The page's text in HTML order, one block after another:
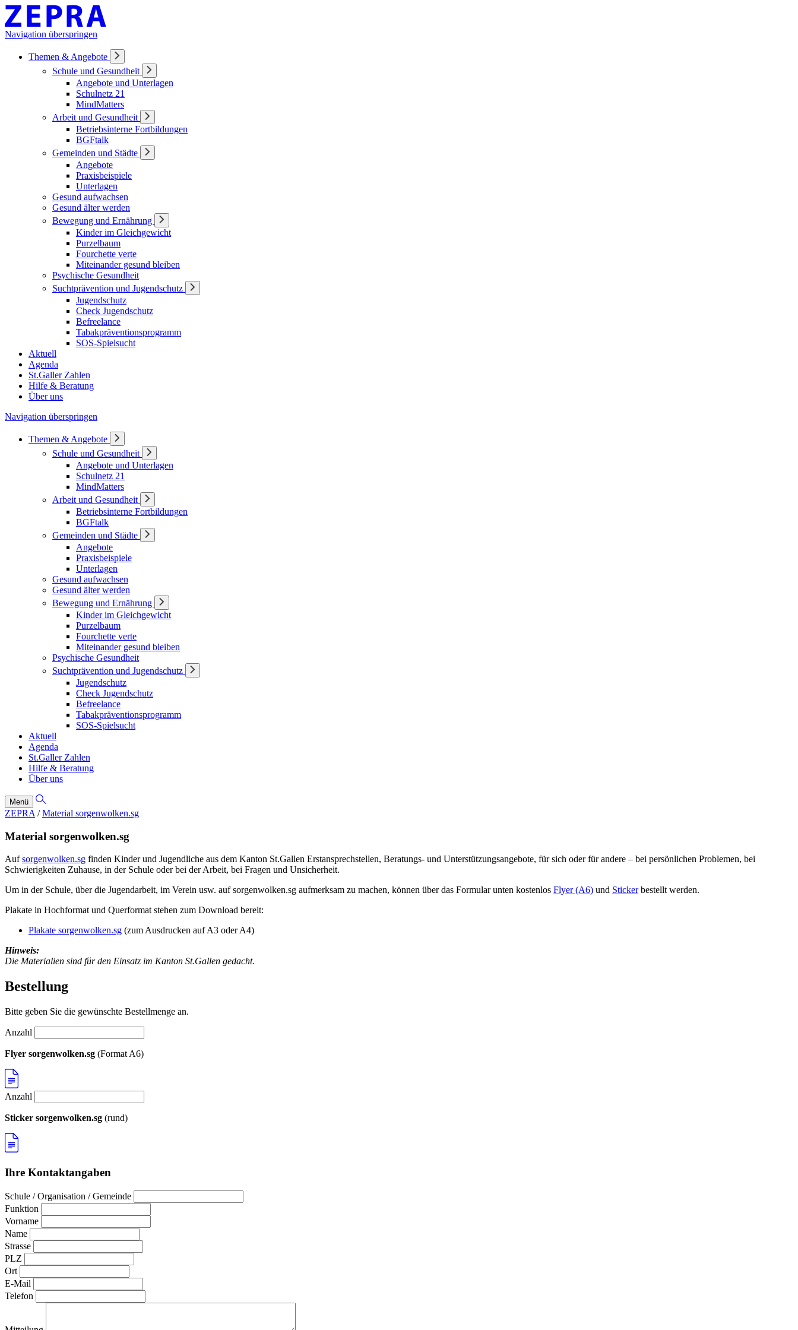
Navigation überspringen
Themen & Angebote
Schule und Gesundheit
Angebote und Unterlagen
Schulnetz 21
MindMatters
Arbeit und Gesundheit
Betriebsinterne Fortbildungen
BGFtalk
Gemeinden und Städte
Angebote
Praxisbeispiele
Unterlagen
Gesund aufwachsen
Gesund älter werden
Bewegung und Ernährung
Kinder im Gleichgewicht
Purzelbaum
Fourchette verte
Miteinander gesund bleiben
Psychische Gesundheit
Suchtprävention und Jugendschutz
Jugendschutz
Check Jugendschutz
Befreelance
Tabakpräventionsprogramm
SOS-Spielsucht
Aktuell
Agenda
St.Galler Zahlen
Hilfe & Beratung
Über uns
Navigation überspringen
Themen & Angebote
Schule und Gesundheit
Angebote und Unterlagen
Schulnetz 21
MindMatters
Arbeit und Gesundheit
Betriebsinterne Fortbildungen
BGFtalk
Gemeinden und Städte
Angebote
Praxisbeispiele
Unterlagen
Gesund aufwachsen
Gesund älter werden
Bewegung und Ernährung
Kinder im Gleichgewicht
Purzelbaum
Fourchette verte
Miteinander gesund bleiben
Psychische Gesundheit
Suchtprävention und Jugendschutz
Jugendschutz
Check Jugendschutz
Befreelance
Tabakpräventionsprogramm
SOS-Spielsucht
Aktuell
Agenda
St.Galler Zahlen
Hilfe & Beratung
Über uns
Menü
ZEPRA / Material sorgenwolken.sg
Material sorgenwolken.sg
Aufsorgenwolken.sg finden Kinder und Jugendliche aus dem Kanton St.Gallen Erstansprechstellen, Beratungs- und Unterstützungsangebote, für sich oder für andere – bei persönlichen Problemen, bei
Schwierigkeiten Zuhause, in der Schule oder bei der Arbeit, bei Fragen und Unsicherheit.
Um in der Schule, über die Jugendarbeit, im Verein usw. auf sorgenwolken.sg aufmerksam zu machen, können über das Formular unten kostenlos Flyer (A6) und Stickerbestellt werden.
Plakate in Hochformat und Querformat stehen zum Download bereit:
Plakate sorgenwolken.sg (zum Ausdrucken auf A3 oder A4)
Hinweis:
Die Materialien sind für den Einsatz im Kanton St.Gallen gedacht.
Bestellung
Bitte geben Sie die gewünschte Bestellmenge an.
Anzahl
Flyer sorgenwolken.sg (Format A6)
Anzahl
Sticker sorgenwolken.sg (rund)
Ihre Kontaktangaben
Schule / Organisation / Gemeinde
Funktion
Vorname
Name
Strasse
PLZ
Ort
E-Mail
Telefon